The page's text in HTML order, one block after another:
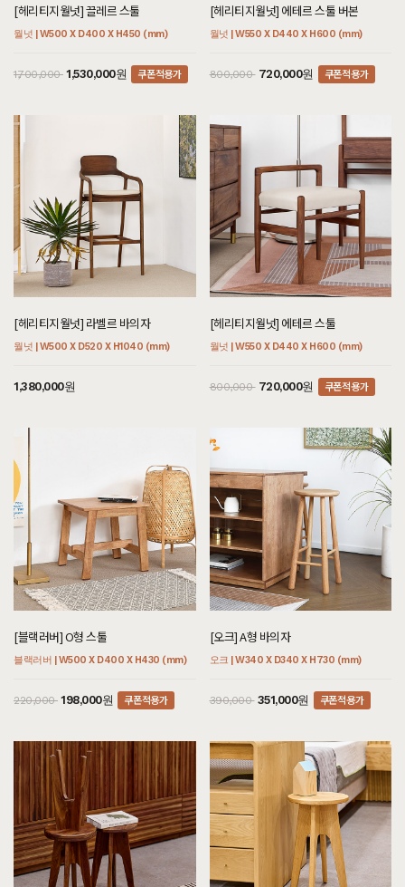
[헤리티지월넛] 끌레르 스툴
월넛 | W500 X D400 X H450 (mm)
1,700,000 1,530,000원 쿠폰적용가
[헤리티지월넛] 에테르 스툴 버본
월넛 | W550 X D440 X H600 (mm)
800,000 720,000원 쿠폰적용가
[헤리티지월넛] 라벨르 바의자
월넛 | W500 X D520 X H1040 (mm)
1,380,000원
[헤리티지월넛] 에테르 스툴
월넛 | W550 X D440 X H600 (mm)
800,000 720,000원 쿠폰적용가
[블랙러버] O형 스툴
블랙러버 | W500 X D400 X H430 (mm)
220,000 198,000원 쿠폰적용가
[오크] A형 바의자
오크 | W340 X D340 X H730 (mm)
390,000 351,000원 쿠폰적용가